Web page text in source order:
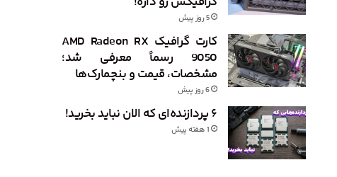
5 روز پیش
کارت گرافیک AMD Radeon RX
9050 رسماً معرفی شد؛
مشخصات، قیمت و بنچمارک‌ها
6 روز پیش
۶ پردازنده‌ای که الان نباید بخرید!
1 هفته پیش